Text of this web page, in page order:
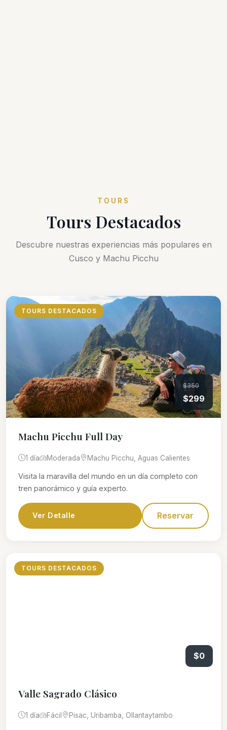
TOURS
Tours Destacados
Descubre nuestras experiencias más populares en
Cusco y Machu Picchu
TOURS DESTACADOS
$350
$299
Machu Picchu Full Day
1 día Moderada Machu Picchu, Aguas Calientes
Visita la maravilla del mundo en un día completo con
tren panorámico y guía experto.
Ver Detalle Reservar
TOURS DESTACADOS
$0
Valle Sagrado Clásico
1 día Fácil Pisac, Uribamba, Ollantaytambo